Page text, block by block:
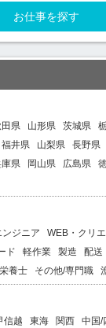
お仕事を探す
県 山形県 茨城県
福井県 山梨県 長野県
県 岡山県 広島県
ンジニア
WEB・クリ
ド 軽作業 製造
配送
養士
その他/専門職
信越 東海 関西 中国/